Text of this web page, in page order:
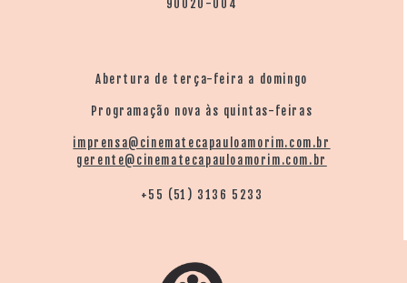
90020-004
Abertura de terça-feira a domingo
Programação nova às quintas-feiras
imprensa@cinematecapauloamorim.com.br
gerente@cinematecapauloamorim.com.br
+55 (51) 3136 5233